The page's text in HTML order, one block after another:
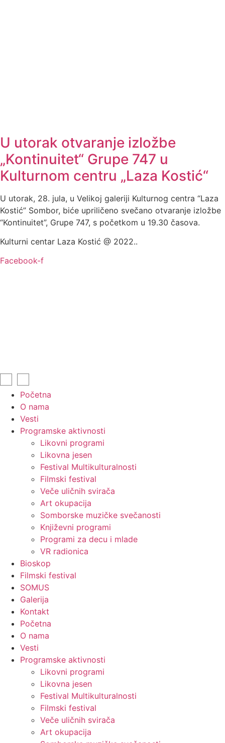
U utorak otvaranje izložbe
„Kontinuitet“ Grupe 747 u
Kulturnom centru „Laza Kostić“
U utorak, 28. jula, u Velikoj galeriji Kulturnog centra “Laza
Kostić” Sombor, biće upriličeno svečano otvaranje izložbe
“Kontinuitet”, Grupe 747, s početkom u 19.30 časova.
Kulturni centar Laza Kostić @ 2022..
Facebook-f
Početna
O nama
Vesti
Programske aktivnosti
Likovni programi
Likovna jesen
Festival Multikulturalnosti
Filmski festival
Veče uličnih svirača
Art okupacija
Somborske muzičke svečanosti
Književni programi
Programi za decu i mlade
VR radionica
Bioskop
Filmski festival
SOMUS
Galerija
Kontakt
Početna
O nama
Vesti
Programske aktivnosti
Likovni programi
Likovna jesen
Festival Multikulturalnosti
Filmski festival
Veče uličnih svirača
Art okupacija